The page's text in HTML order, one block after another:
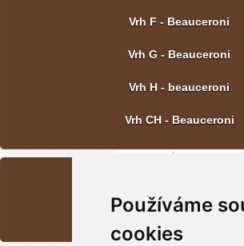
Používáme
cookies
Vrh F - Beauceroni
Vrh G - Beauceroni
Vrh H - beauceroni
Vrh CH - Beauceroni